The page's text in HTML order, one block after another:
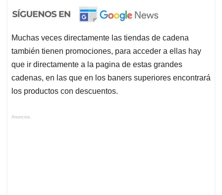
Muchas veces directamente las tiendas de cadena
también tienen promociones, para acceder a ellas hay
que ir directamente a la pagina de estas grandes
cadenas, en las que en los baners superiores encontrará
los productos con descuentos.
Anuncios.